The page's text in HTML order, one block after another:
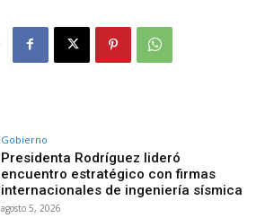
Gobierno
Presidenta Rodríguez lideró
encuentro estratégico con firmas
internacionales de ingeniería sísmica
agosto 5, 2026